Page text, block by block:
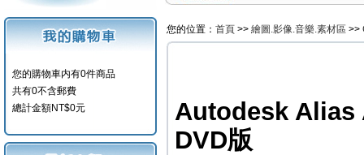
您的購物車内有0件商品
共有0不含郵費
總計金額NT$0元
您的位置： 首頁 >> 繪圖.影像.音樂.素材區 >>
Autodesk Alias
DVD版